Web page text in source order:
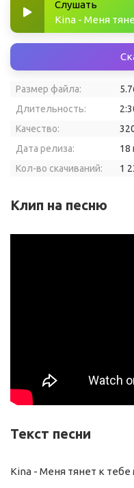
Слушать
Kina - Меня
Размер файла:
Длительность:
Качество:
Дата релиза:
18
Кол-во скачиваний:
1
Клип на песню
Текст песни
Kina - Меня тянет к